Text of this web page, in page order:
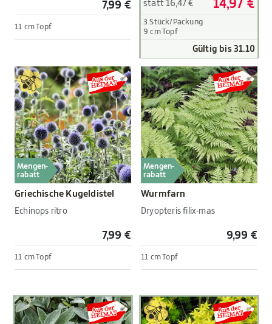
7,99 €
11 cm Topf
statt 16,47 € 14,97 €
3 Stück/Packung
9 cm Topf
Gültig bis 31.10
Mengen-
rabatt
Griechische Kugeldistel
Echinops ritro
7,99 €
11 cm Topf
Mengen-
rabatt
Wurmfarn
Dryopteris filix-mas
9,99 €
11 cm Topf